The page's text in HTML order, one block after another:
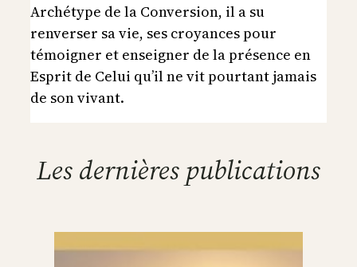
Archétype de la Conversion, il a su
renverser sa vie, ses croyances pour
témoigner et enseigner de la présence en
Esprit de Celui qu’il ne vit pourtant jamais
de son vivant.
Les dernières publications